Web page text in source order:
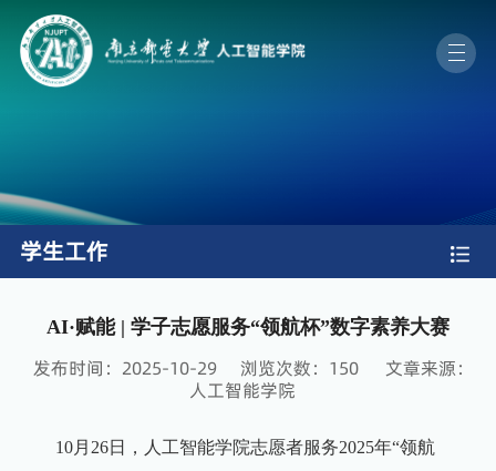
学生工作
AI·赋能 | 学子志愿服务“领航杯”数字素养大赛
发布时间：2025-10-29 浏览次数： 150
文章来源：
人工智能学院
10月26日，人工智能学院志愿者服务2025年“领航